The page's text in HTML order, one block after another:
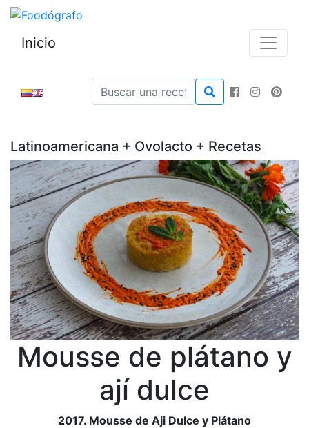
Inicio
Latinoamericana + Ovolacto + Recetas
Mousse de plátano y
ají dulce
2017. Mousse de Aji Dulce y Plátano